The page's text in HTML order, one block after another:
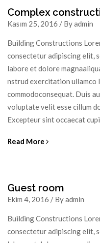
Complex
Kasım 25, 2016 / By admin
Building Constructions
consectetur adipiscing elit,
labore et dolore
nstrud exercitation ullamco
commodoconsequat. Duis
voluptate velit esse cillum
Excepteur sint occaecat
Read More
Guest room
Ekim 4, 2016 / By admin
Building Constructions
consectetur adipiscing elit,